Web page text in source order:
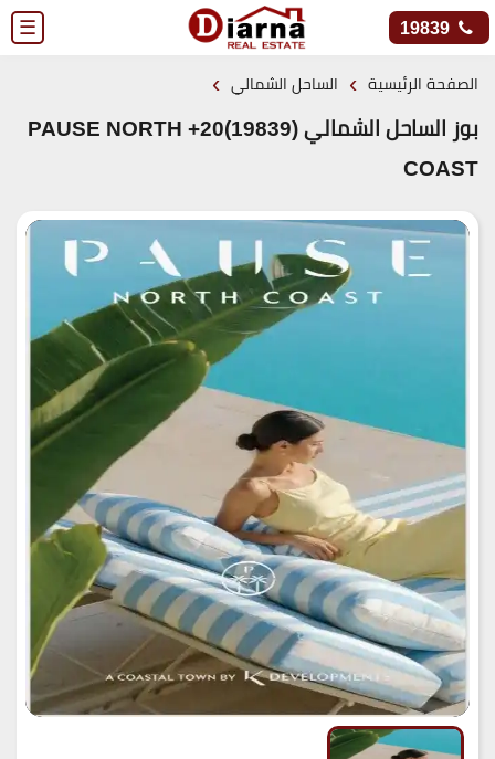
☰ 19839
الصفحة الرئيسية › الساحل الشمالي ›
بوز الساحل الشمالي (19839)20+ PAUSE NORTH
COAST